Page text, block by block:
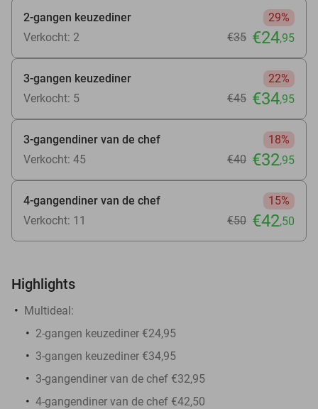
2-gangen keuzediner
29%
Verkocht: 2
€35 €24,95
3-gangen keuzediner
22%
Verkocht: 5
€45 €34,95
3-gangendiner van de chef
18%
Verkocht: 45
€40 €32,95
4-gangendiner van de chef
15%
Verkocht: 11
€50 €42,50
Highlights
Multideal:
2-gangen keuzediner €24,95
3-gangen keuzediner €34,95
3-gangendiner van de chef €32,95
4-gangendiner van de chef €42,50